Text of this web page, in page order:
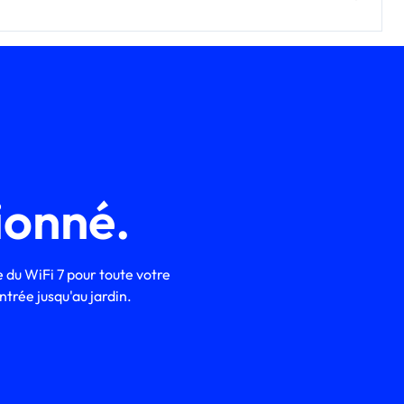
WiFi 7 pour toute votre
jusqu'au jardin.